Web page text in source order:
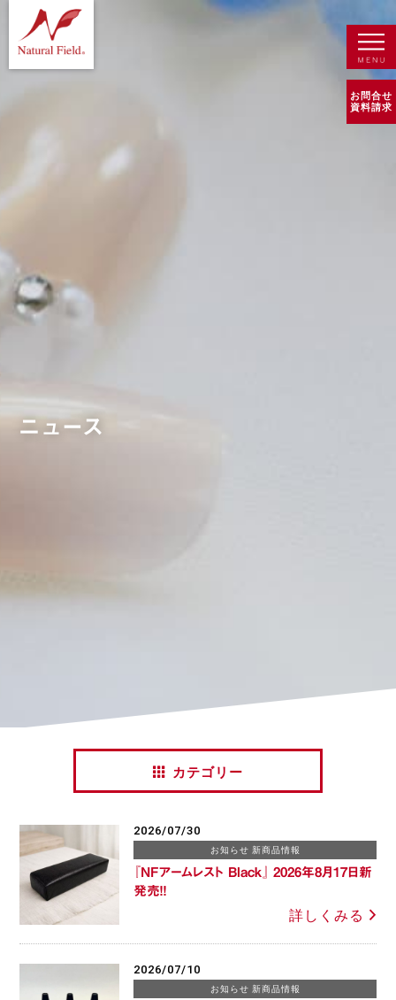
お問合せ
資料請求
ニュース
カテゴリー
2026/07/30
お知らせ 新商品情報
『NFアームレスト Black』 2026年8月17日新
発売！！
詳しくみる
2026/07/10
お知らせ 新商品情報